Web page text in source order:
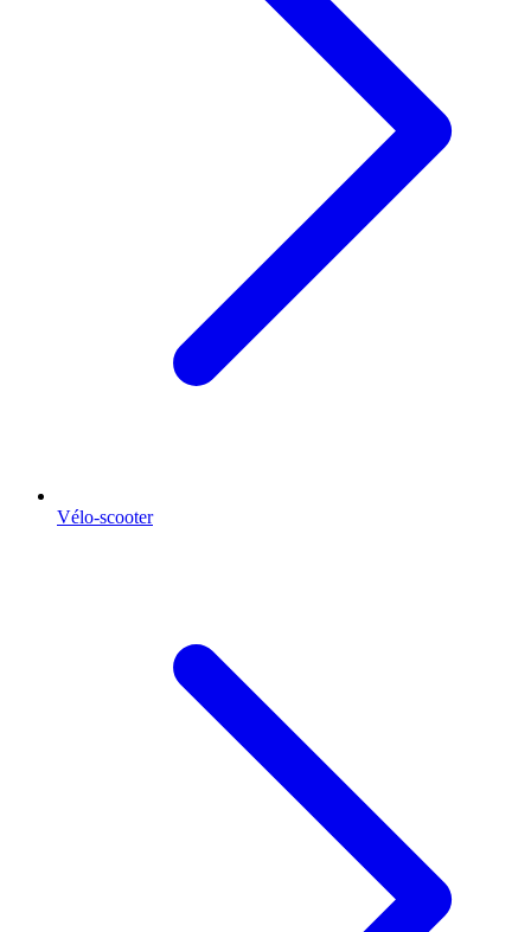
Vélo-scooter